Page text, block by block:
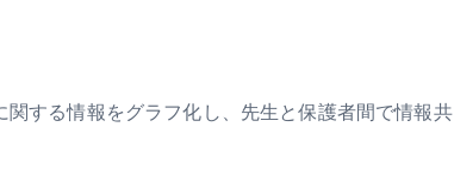
する情報をグラフ化し、先生と保護者間で情報共